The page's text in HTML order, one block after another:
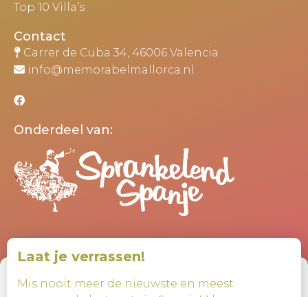
Beheer toestemming
Top 10 Villa’s
Contact
Carrer de Cuba 34, 46006 Valencia
info@memorabelmallorca.nl
Onderdeel van:
Laat je verrassen!
Mis nooit meer de nieuwste en meest